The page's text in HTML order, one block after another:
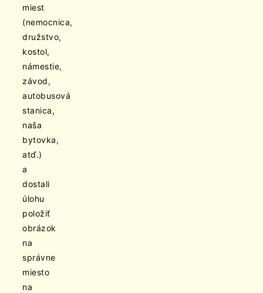
miest
(nemocnica,
družstvo,
kostol,
námestie,
závod,
autobusová
stanica,
naša
bytovka,
atď.)
a
dostali
úlohu
položiť
obrázok
na
správne
miesto
na